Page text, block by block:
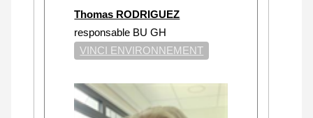
Thomas RODRIGUEZ
responsable BU GH
VINCI ENVIRONNEMENT